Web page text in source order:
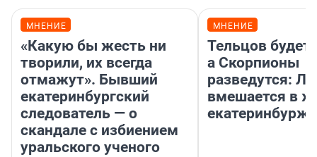
МНЕНИЕ
«Какую бы жесть ни
творили, их всегда
отмажут». Бывший
екатеринбургский
следователь — о
скандале с избиением
уральского ученого
МНЕНИЕ
Тельцов будет
а Скорпионы
разведутся:
вмешается в